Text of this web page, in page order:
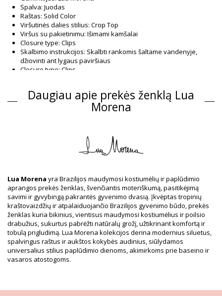
Spalva: Juodas
Raštas: Solid Color
Viršutinės dalies stilius: Crop Top
Viršus su pakietinimu: Išimami kamšalai
Closure type: Clips
Skalbimo instrukcijos: Skalbti rankomis šaltame vandenyje,
džiovinti ant lygaus paviršiaus
Closure type: Clips
Viršutinė dalis Juodas Lua Morena
Sudėtis
Informacija apie gaminį
Skyrius: Moterys, Viršutinė dalis
HS CODE: 6112.41.0010
SKU: 1981123031
EAN: XS (7899818609689), S (7899670725251), M (7899670725268),
L (7899670725275), XL (7899670725282)
Tiekėjo nuoroda: 10251002
Svoris: 55g / 0.12lb / 1.94oz
Retušuotos nuotraukos
Skalbimo ir priežiūros
instrukcijos
Priežiūros instrukcijos: Lua Morena Top Cava Liso
Daugiau apie prekės ženklą Lua
Morena
Lua Morena yra Brazilijos maudymosi kostiumėlių ir paplūdimio
aprangos prekės ženklas, švenčiantis moteriškumą, pasitikėjimą
savimi ir gyvybingą pakrantės gyvenimo dvasią. Įkvėptas tropinių
kraštovaizdžių ir atpalaiduojančio Brazilijos gyvenimo būdo, prekės
ženklas kuria bikinius, vientisus maudymosi kostiumėlius ir poilsio
drabužius, sukurtus pabrėžti natūralų grožį, užtikrinant komfortą ir
tobulą prigludimą. Lua Morena kolekcijos derina modernius siluetus,
spalvingus raštus ir aukštos kokybės audinius, siūlydamos
universalius stilius paplūdimio dienoms, akimirkoms prie baseino ir
vasaros atostogoms.